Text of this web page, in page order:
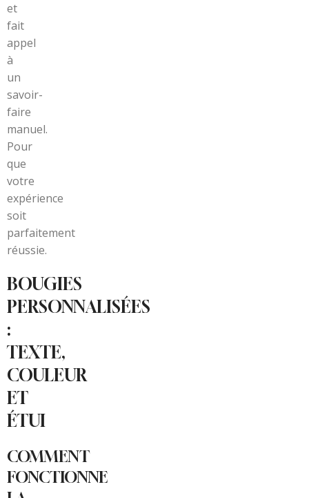
et
fait
appel
à
un
savoir-
faire
manuel.
Pour
que
votre
expérience
soit
parfaitement
réussie.
BOUGIES
PERSONNALISÉES
:
TEXTE,
COULEUR
ET
ÉTUI
COMMENT
FONCTIONNE